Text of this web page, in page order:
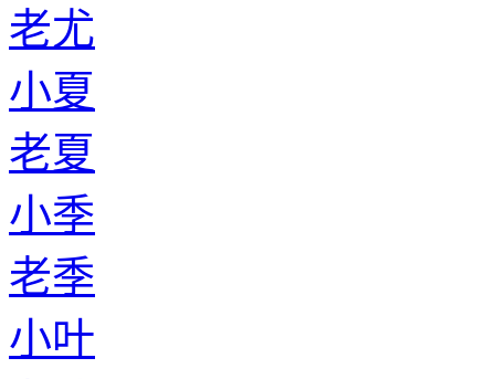
老尤
小夏
老夏
小季
老季
小叶